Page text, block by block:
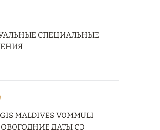
СПЕЦИАЛЬНЫЕ
MALDIVES VOMMULI
НОВОГОДНИЕ ДАТЫ СО